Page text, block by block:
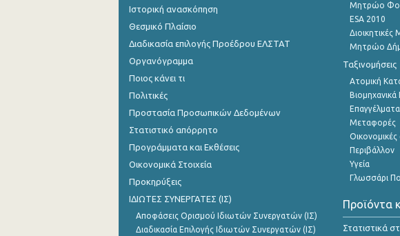
Ιστορική ανασκόπηση
Θεσμικό Πλαίσιο
Διαδικασία επιλογής Προέδρου ΕΛΣΤΑΤ
Οργανόγραμμα
Ποιος κάνει τι
Πολιτικές
Προστασία Προσωπικών Δεδομένων
Στατιστικό απόρρητο
Προγράμματα και Εκθέσεις
Οικονομικά Στοιχεία
Προκηρύξεις
ΙΔΙΩΤΕΣ ΣΥΝΕΡΓΑΤΕΣ (ΙΣ)
Αποφάσεις Ορισμού Ιδιωτών Συνεργατών (ΙΣ)
Διαδικασία Επιλογής Ιδιωτών Συνεργατών (ΙΣ)
Μητρώο
ESA 2010
Μητρώο
Ταξινομήσεις
Ατομική
Επαγγέλματα
Μεταφορές
Περιβάλλον
Υγεία
Γλωσσάρι
Προϊόντα
Στατιστικά